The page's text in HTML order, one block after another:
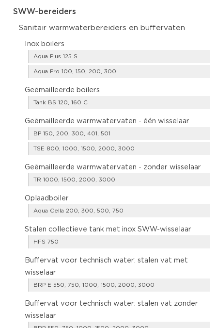
SWW-bereiders
Sanitair warmwaterbereiders en buffervaten
Inox boilers
Aqua Plus 125 S
Aqua Pro 100, 150, 200, 300
Geëmailleerde boilers
Tank BS 120, 160 C
Geëmailleerde warmwatervaten - één wisselaar
BP 150, 200, 300, 401, 501
TSE 800, 1000, 1500, 2000, 3000
Geëmailleerde warmwatervaten - zonder wisselaar
TR 1000, 1500, 2000, 3000
Oplaadboiler
Aqua Cella 200, 300, 500, 750
Stalen collectieve tank met inox SWW-wisselaar
HFS 750
Buffervat voor technisch water: stalen vat met
wisselaar
BRP E 550, 750, 1000, 1500, 2000, 3000
Buffervat voor technisch water: stalen vat zonder
wisselaar